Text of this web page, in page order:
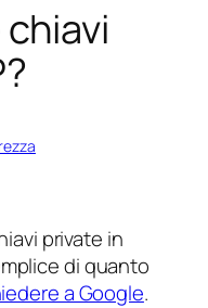
private in
di quanto
a Google.